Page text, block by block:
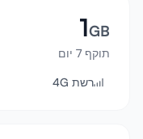
הפנה חבר
הפוך לשותף
מרכז עזרה
1GB
תוקף 7 יום
רשת 4G